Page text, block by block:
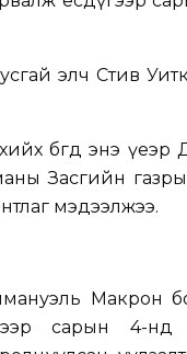
элч Стив
бөгөөд энэ үеэр
Засгийн
мэдээлжээ.
Макрон
сарын 4-нд